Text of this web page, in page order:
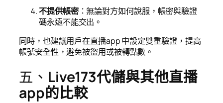
不提供帳密：無論對方如何說服，帳密與驗證
碼永遠不能交出。
同時，也建議用戶在直播app 中設定雙重驗證，提高
帳號安全性，避免被盜用或被轉點數。
五、 Live173代儲與其他直播
app的比較